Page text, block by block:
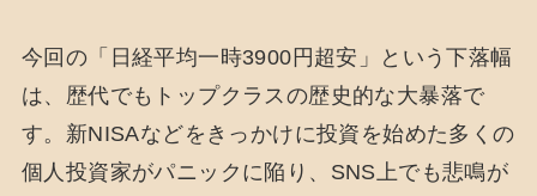
今回の「日経平均一時3900円超安」という下落幅
は、歴代でもトップクラスの歴史的な大暴落で
す。新NISAなどをきっかけに投資を始めた多くの
個人投資家がパニックに陥り、SNS上でも悲鳴が